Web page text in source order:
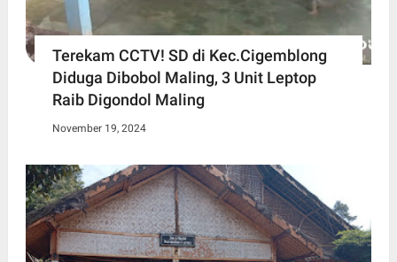
Terekam CCTV! SD di Kec.Cigemblong
Diduga Dibobol Maling, 3 Unit Leptop
Raib Digondol Maling
November 19, 2024